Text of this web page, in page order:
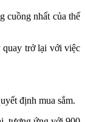
cuồng nhất của thế
quay trở lại với việc
định mua sắm.